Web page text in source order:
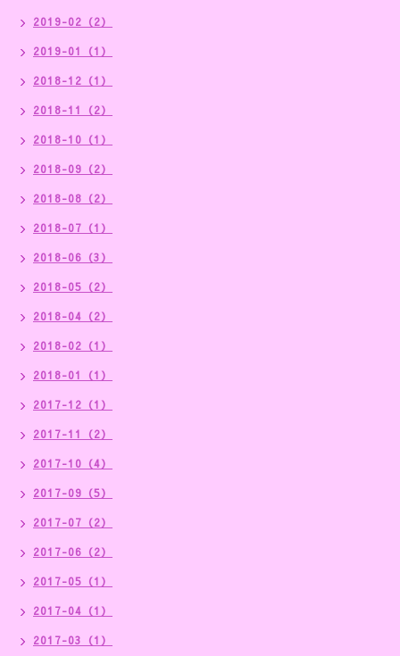
2019-02（2）
2019-01（1）
2018-12（1）
2018-11（2）
2018-10（1）
2018-09（2）
2018-08（2）
2018-07（1）
2018-06（3）
2018-05（2）
2018-04（2）
2018-02（1）
2018-01（1）
2017-12（1）
2017-11（2）
2017-10（4）
2017-09（5）
2017-07（2）
2017-06（2）
2017-05（1）
2017-04（1）
2017-03（1）